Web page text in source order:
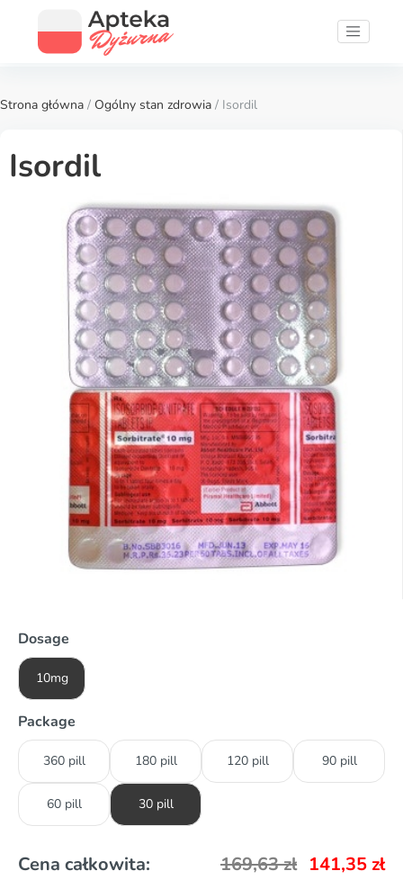
Strona główna / Ogólny stan zdrowia / Isordil
Isordil
Dosage
10mg
Package
360 pill 180 pill 120 pill 90 pill
60 pill 30 pill
Cena całkowita: 169,63zł 141,35 zł